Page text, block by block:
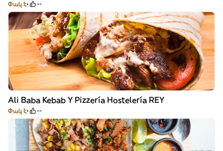
Փակ է --
Ali Baba Kebab Y Pizzería Hostelería REY
Փակ է --